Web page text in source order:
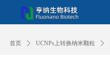
首页 ꄲ UCNPs上转换纳米颗粒 ꄲ